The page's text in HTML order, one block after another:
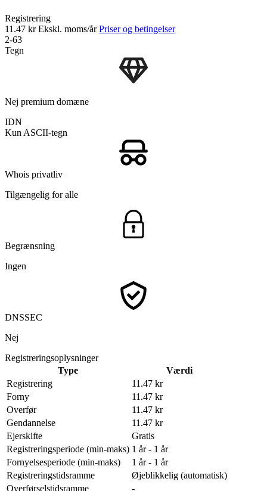
Registrering
11.47 krEkskl. moms/årPriser og betingelser
2-63
Tegn
Nej premium domæne
IDN
Kun ASCII-tegn
Whois privatliv
Tilgængelig for alle
Begrænsning
Ingen
DNSSEC
Nej
Registreringsoplysninger
Type
Værdi
Registrering
11.47 kr
Forny
11.47 kr
Overfør
11.47 kr
Gendannelse
11.47 kr
Ejerskifte
Gratis
Registreringsperiode (min-maks) 1 år - 1 år
Fornyelsesperiode (min-maks)
1 år - 1 år
Registreringstidsramme
Øjeblikkelig (automatisk)
Overførselstidsramme
-